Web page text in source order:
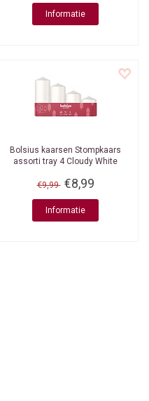
Informatie
Bolsius kaarsen Stompkaars
assorti tray 4 Cloudy White
€9,99 €8,99
Informatie